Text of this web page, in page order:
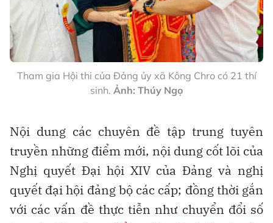
Tham gia Hội thi của Đảng ủy xã Kông Chro có 21 thí
sinh. Ảnh: Thúy Ngọ
Nội dung các chuyên đề tập trung tuyên
truyền những điểm mới, nội dung cốt lõi của
Nghị quyết Đại hội XIV của Đảng và nghị
quyết đại hội đảng bộ các cấp; đồng thời gắn
với các vấn đề thực tiễn như chuyển đổi số